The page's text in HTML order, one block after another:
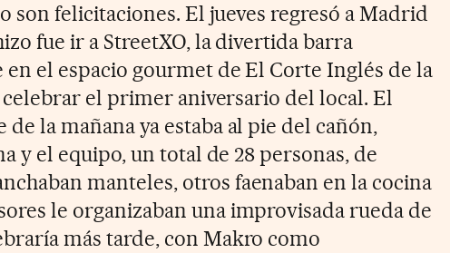
son felicitaciones. El jueves regresó a Madrid
fue ir a StreetXO, la divertida barra
el espacio gourmet de El Corte Inglés de la
celebrar el primer aniversario del local. El
de la mañana ya estaba al pie del cañón,
y el equipo, un total de 28 personas, de
manteles, otros faenaban en la cocina
le organizaban una improvisada rueda de
más tarde, con Makro como